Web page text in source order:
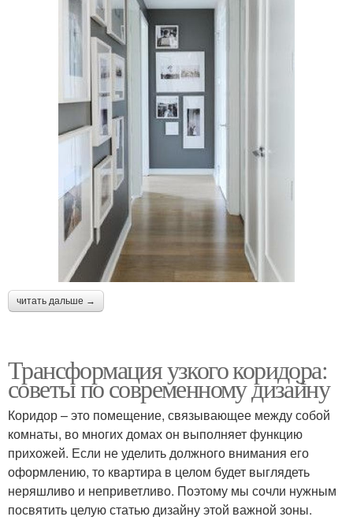
читать дальше →
Трансформация узкого коридора:
советы по современному дизайну
Коридор – это помещение, связывающее между собой
комнаты, во многих домах он выполняет функцию
прихожей. Если не уделить должного внимания его
оформлению, то квартира в целом будет выглядеть
неряшливо и неприветливо. Поэтому мы сочли нужным
посвятить целую статью дизайну этой важной зоны.